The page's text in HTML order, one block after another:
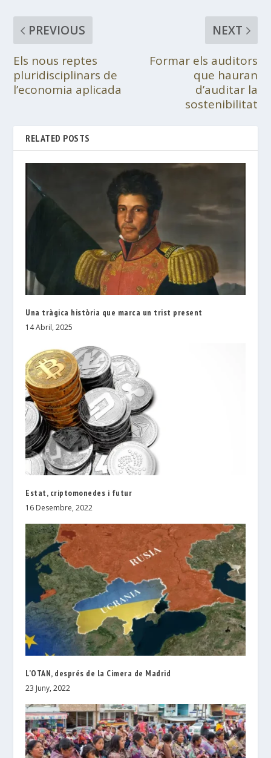
PREVIOUS
Els nous reptes
pluridisciplinars de
l’economia aplicada
NEXT
Formar els auditors
que hauran
d’auditar la
sostenibilitat
RELATED POSTS
Una tràgica història que marca un trist present
14 Abril, 2025
Estat, criptomonedes i futur
16 Desembre, 2022
L’OTAN, després de la Cimera de Madrid
23 Juny, 2022